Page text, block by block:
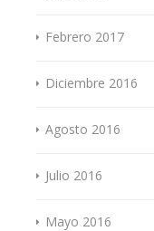
Febrero 2017
Diciembre 2016
Agosto 2016
Julio 2016
Mayo 2016